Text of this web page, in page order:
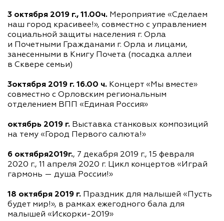
3 октября 2019 г., 11.00ч. Мероприятие «Сделаем
наш город красивее!», совместно с управлением
социальной защиты населения г. Орла
и Почетными Гражданами г. Орла и лицами,
занесенными в Книгу Почета (посадка аллеи
в Сквере семьи)
3октября 2019 г. 16.00 ч. Концерт «Мы вместе»
совместно с Орловским региональным
отделением ВПП «Единая Россия»
октябрь 2019 г. Выставка станковых композиций
на тему «Город Первого салюта!»
6 октября2019г., 7 декабря 2019 г., 15 февраля
2020 г., 11 апреля 2020 г. Цикл концертов «Играй
гармонь — душа России!»
18 октября 2019 г. Праздник для малышей «Пусть
будет мир!», в рамках ежегодного бала для
малышей «Искорки-2019»